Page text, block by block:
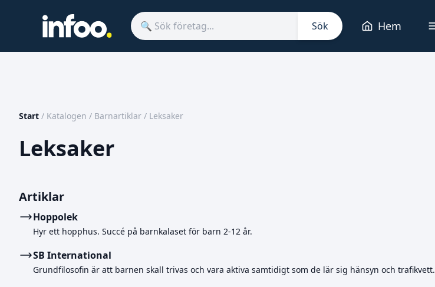
Sök Hem
Start / Katalogen / Barnartiklar / Leksaker
Leksaker
Artiklar
Hoppolek
Hyr ett hopphus. Succé på barnkalaset för barn 2-12 år.
SB International
Grundfilosofin är att barnen skall trivas och vara aktiva samtidigt som de lär sig hänsyn och trafikvett.